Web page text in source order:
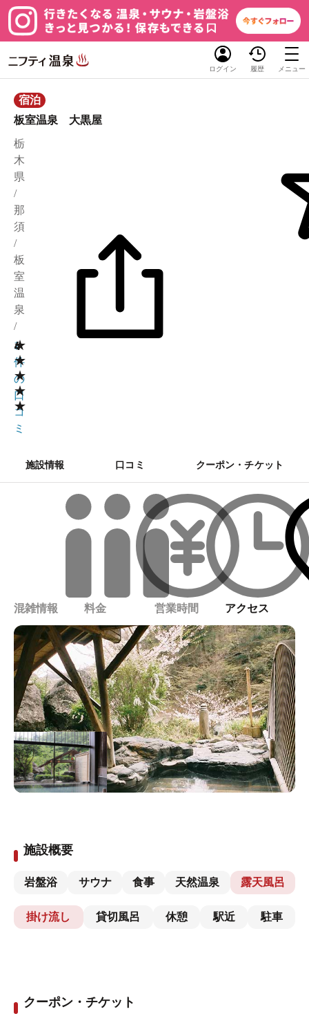
ログイン 履歴 メニュー
宿泊
板室温泉 大黒屋
栃
木
県
/
那
須
/
板
室
温
泉
/
★
★
★
★
★
4
1
件
の
口
コ
ミ
施設情報 口コミ クーポン・チケット
混雑情報 料金 営業時間 アクセス
施設概要
岩盤浴 サウナ 食事 天然温泉 露天風呂
掛け流し 貸切風呂 休憩 駅近 駐車
クーポン・チケット